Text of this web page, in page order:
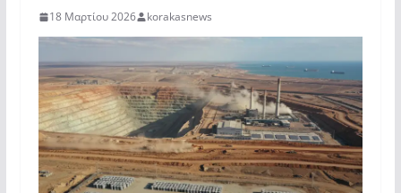
18 Μαρτίου 2026 korakasnews